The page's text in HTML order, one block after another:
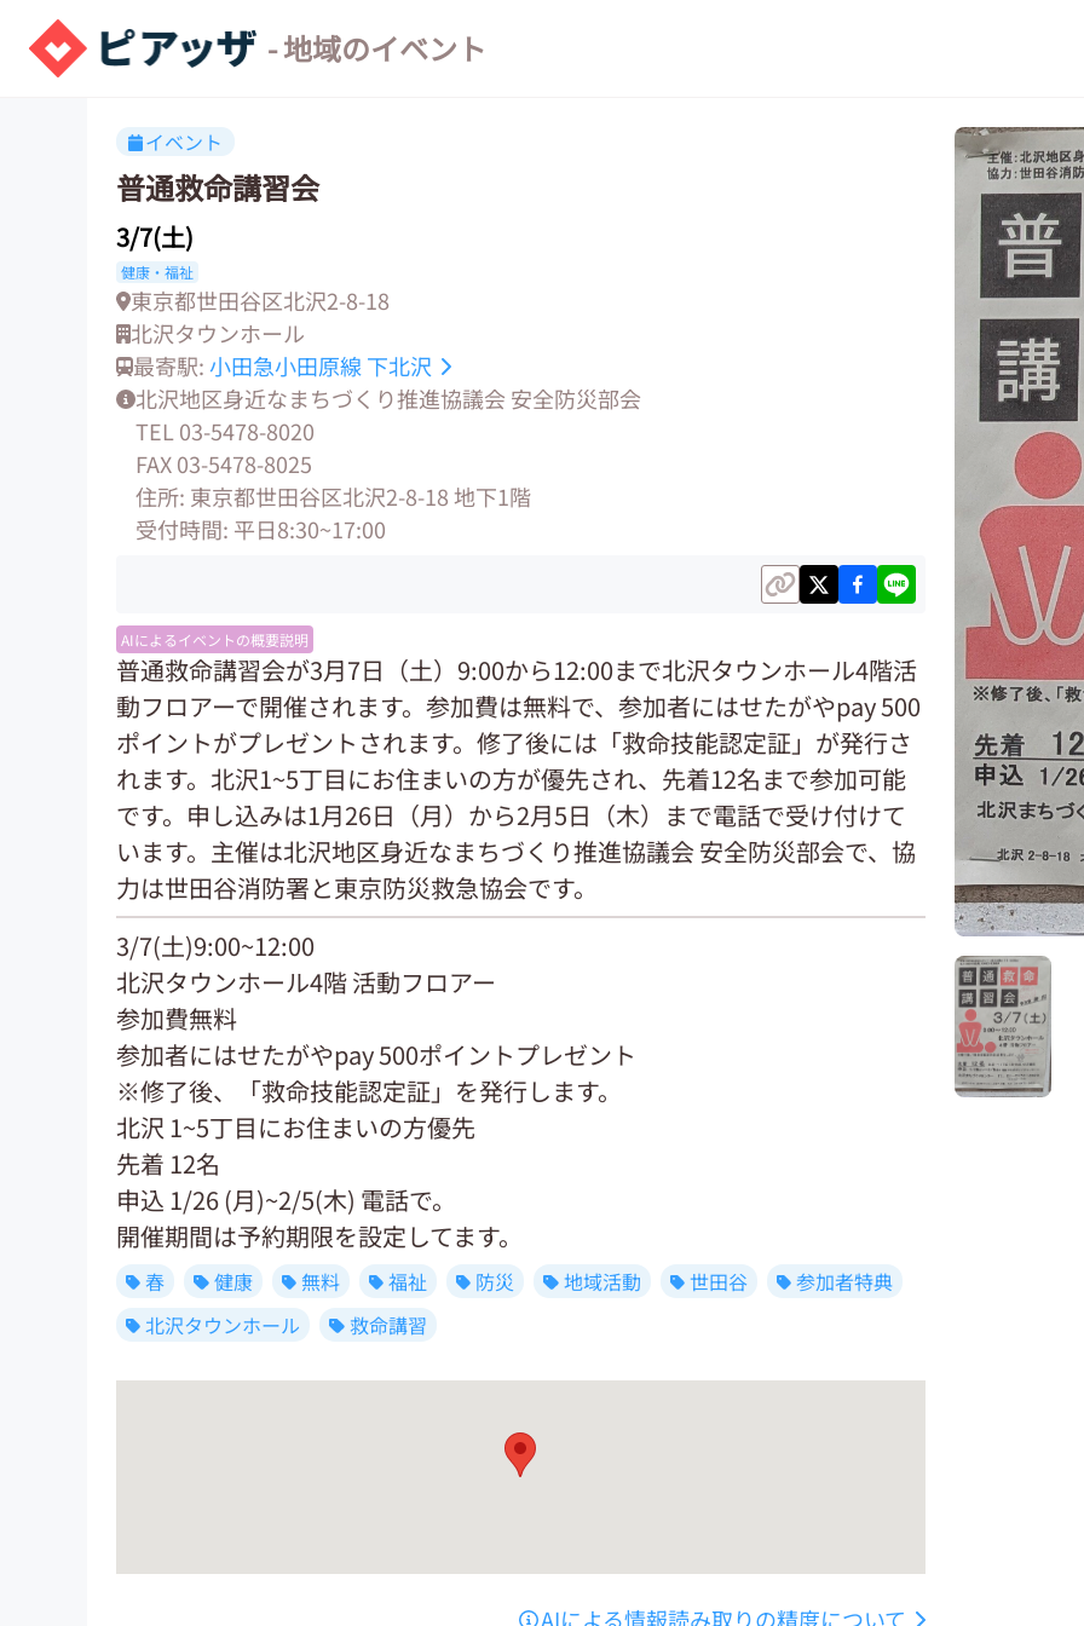
- 地域のイベント
イベント
普通救命講習会
3/7(土)
健康・福祉
東京都世田谷区北沢2-8-18
北沢タウンホール
最寄駅:小田急小田原線 下北沢
北沢地区身近なまちづくり推進協議会 安全防災部会
TEL 03-5478-8020
FAX 03-5478-8025
住所: 東京都世田谷区北沢2-8-18 地下1階
受付時間: 平日8:30~17:00
AIによるイベントの概要説明
普通救命講習会が3月7日（土）9:00から12:00まで北沢タウンホール4階活
動フロアーで開催されます。参加費は無料で、参加者にはせたがやpay 500
ポイントがプレゼントされます。修了後には「救命技能認定証」が発行さ
れます。北沢1~5丁目にお住まいの方が優先され、先着12名まで参加可能
です。申し込みは1月26日（月）から2月5日（木）まで電話で受け付けて
います。主催は北沢地区身近なまちづくり推進協議会 安全防災部会で、協
力は世田谷消防署と東京防災救急協会です。
3/7(土)9:00~12:00
北沢タウンホール4階 活動フロアー
参加費無料
参加者にはせたがやpay 500ポイントプレゼント
※修了後、「救命技能認定証」を発行します。
北沢 1~5丁目にお住まいの方優先
先着 12名
申込 1/26 (月)~2/5(木) 電話で。
開催期間は予約期限を設定してます。
春 健康 無料 福祉 防災 地域活動 世田谷
参加者特典
北沢タウンホール
救命講習
AIによる情報読み取りの精度について